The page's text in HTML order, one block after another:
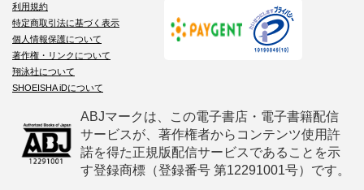
利用規約
特定商取引法に基づく表示
個人情報保護について
著作権・リンクについて
翔泳社について
SHOEISHA iDについて
ABJマークは、この電子書店・電子書籍配信
サービスが、著作権者からコンテンツ使用許
諾を得た正規版配信サービスであることを示
す登録商標（登録番号 第12291001号）です。